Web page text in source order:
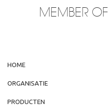
MEMBER OF
HOME
ORGANISATIE
PRODUCTEN